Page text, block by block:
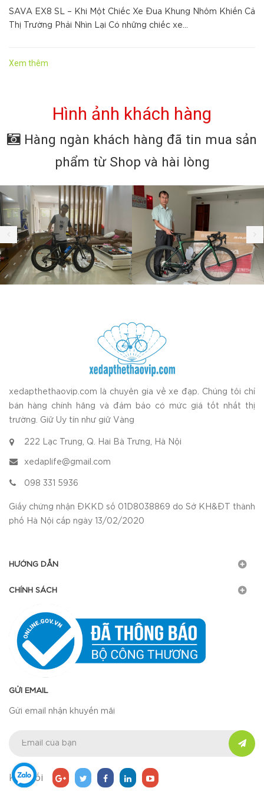
SAVA EX8 SL – Khi Một Chiếc Xe Đua Khung Nhôm Khiến Cả
Thị Trường Phải Nhìn Lại Có những chiếc xe...
Xem thêm
Hình ảnh khách hàng
Hàng ngàn khách hàng đã tin mua sản
phẩm từ Shop và hài lòng
xedapthethaovip.com là chuyên gia về xe đạp. Chúng tôi chỉ
bán hàng chính hãng và đảm bảo có mức giá tốt nhất thị
trường. Giữ Uy tín như giữ Vàng
222 Lạc Trung, Q. Hai Bà Trưng, Hà Nội
xedaplife@gmail.com
098 331 5936
Giấy chứng nhận ĐKKD số 01D8038869 do Sở KH&ĐT thành
phố Hà Nội cấp ngày 13/02/2020
HƯỚNG DẪN
CHÍNH SÁCH
GỬI EMAIL
Gửi email nhận khuyến mãi
Kết nối